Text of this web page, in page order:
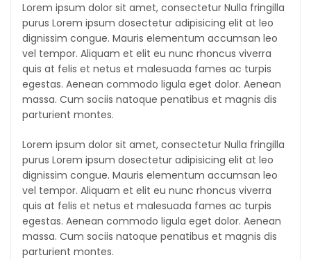
Lorem ipsum dolor sit amet, consectetur Nulla fringilla
purus Lorem ipsum dosectetur adipisicing elit at leo
dignissim congue. Mauris elementum accumsan leo
vel tempor. Aliquam et elit eu nunc rhoncus viverra
quis at felis et netus et malesuada fames ac turpis
egestas. Aenean commodo ligula eget dolor. Aenean
massa. Cum sociis natoque penatibus et magnis dis
parturient montes.
Lorem ipsum dolor sit amet, consectetur Nulla fringilla
purus Lorem ipsum dosectetur adipisicing elit at leo
dignissim congue. Mauris elementum accumsan leo
vel tempor. Aliquam et elit eu nunc rhoncus viverra
quis at felis et netus et malesuada fames ac turpis
egestas. Aenean commodo ligula eget dolor. Aenean
massa. Cum sociis natoque penatibus et magnis dis
parturient montes.